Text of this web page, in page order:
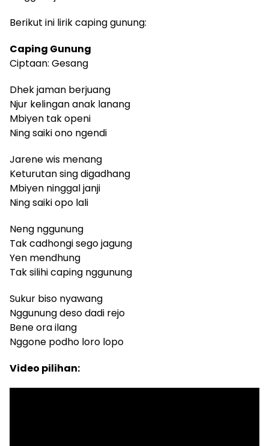
Berikut ini lirik caping gunung:
Caping Gunung
Ciptaan: Gesang
Dhek jaman berjuang
Njur kelingan anak lanang
Mbiyen tak openi
Ning saiki ono ngendi
Jarene wis menang
Keturutan sing digadhang
Mbiyen ninggal janji
Ning saiki opo lali
Neng nggunung
Tak cadhongi sego jagung
Yen mendhung
Tak silihi caping nggunung
Sukur biso nyawang
Nggunung deso dadi rejo
Bene ora ilang
Nggone podho loro lopo
Video pilihan: